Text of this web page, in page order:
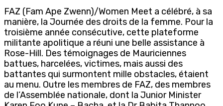
FAZ (Fam Ape Zwenn)/Women Meet a célébré, à sa
manière, la Journée des droits de la femme. Pour la
troisième année consécutive, cette plateforme
militante apolitique a réuni une belle assistance à
Rose-Hill. Des témoignages de Mauriciennes
battues, harcelées, victimes, mais aussi des
battantes qui surmontent mille obstacles, étaient
au menu. Outre les membres de FAZ, des membres
de l’Assemblée nationale, dont la Junior Minister